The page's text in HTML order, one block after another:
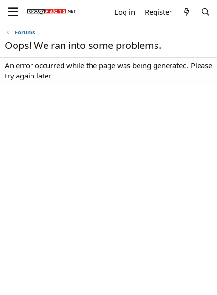
Log in Register
Forums
Oops! We ran into some problems.
An error occurred while the page was being generated. Please
try again later.